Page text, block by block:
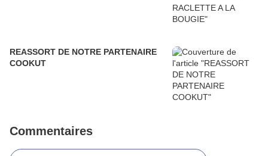
REASSORT DE NOTRE PARTENAIRE
COOKUT
Commentaires